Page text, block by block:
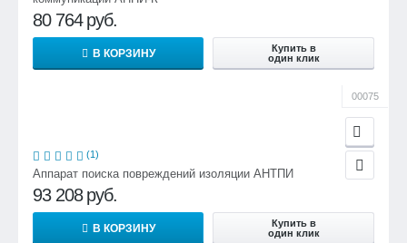
80 764 руб.
В КОРЗИНУ
Купить в
один клик
00075
(1)
Аппарат поиска повреждений изоляции АНТПИ
93 208 руб.
В КОРЗИНУ
Купить в
один клик